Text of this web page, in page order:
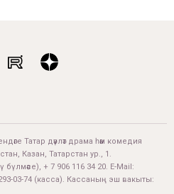
Татар дәүләт драма һәм комедия
Казан, Татарстан ур., 1.
бүлмәсе), + 7 906 116 34 20. E-Mail:
03-74 (касса). Кассаның эш вакыты: